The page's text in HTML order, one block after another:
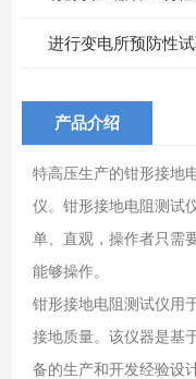
进行变电所预防性
产品介绍
特高压生产的钳形接地
仪。钳形接地电阻测试
单、直观，操作者只需
能够操作。
钳形接地电阻测试仪用
接地质量。该仪器是基
备的生产和开发经验设